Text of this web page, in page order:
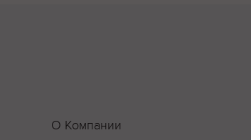
О Компании